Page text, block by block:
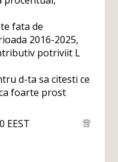
fata de
2016-2025,
potriviit L
d-ta sa citesti ce
foarte prost
EEST